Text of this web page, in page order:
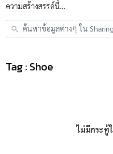
ความสร้างสรรค์นี้...
Tag : Shoe
ไม่มีกระทู้